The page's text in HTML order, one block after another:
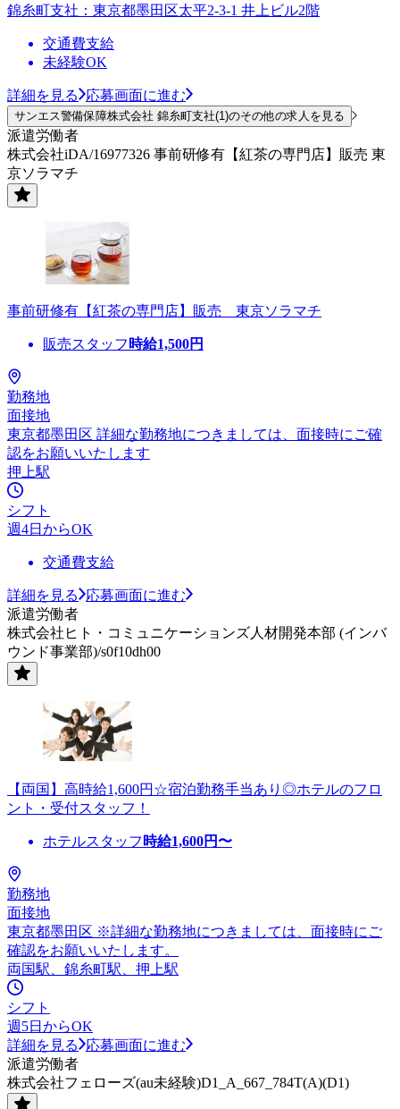
錦糸町支社：東京都墨田区太平2-3-1 井上ビル2階
交通費支給
未経験OK
詳細を見る 応募画面に進む
サンエス警備保障株式会社 錦糸町支社(1)のその他の求人を見る
派遣労働者
株式会社iDA/16977326 事前研修有【紅茶の専門店】販売 東
京ソラマチ
事前研修有【紅茶の専門店】販売 東京ソラマチ
販売スタッフ 時給1,500円
勤務地
面接地
東京都墨田区 詳細な勤務地につきましては、面接時にご確
認をお願いいたします
押上駅
シフト
週4日からOK
交通費支給
詳細を見る
応募画面に進む
派遣労働者
株式会社ヒト・コミュニケーションズ人材開発本部 (インバ
ウンド事業部)/s0f10dh00
【両国】高時給1,600円☆宿泊勤務手当あり◎ホテルのフロ
ント・受付スタッフ！
ホテルスタッフ 時給1,600円〜
勤務地
面接地
東京都墨田区 ※詳細な勤務地につきましては、面接時にご
確認をお願いいたします。
両国駅、錦糸町駅、押上駅
シフト
週5日からOK
詳細を見る
応募画面に進む
派遣労働者
株式会社フェローズ(au未経験)D1_A_667_784T(A)(D1)